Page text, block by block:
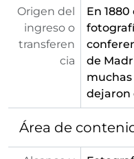
[Serie] 73 -
[Serie] 74 -
[Serie] 75 -
[Serie] 76 -
[Serie] 77
[Serie] 78
[Serie] 79 -
[Serie] 80 -
[Serie] 81
[Serie] 82 -
Origen del
ingreso o
transferen
cia
En
de
muchas
dejaron
Área de